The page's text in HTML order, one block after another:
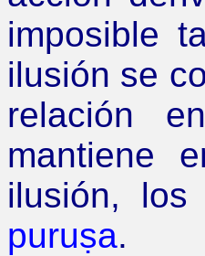
imposible
ilusión se
relación
mantiene
ilusión, los
puruṣa.